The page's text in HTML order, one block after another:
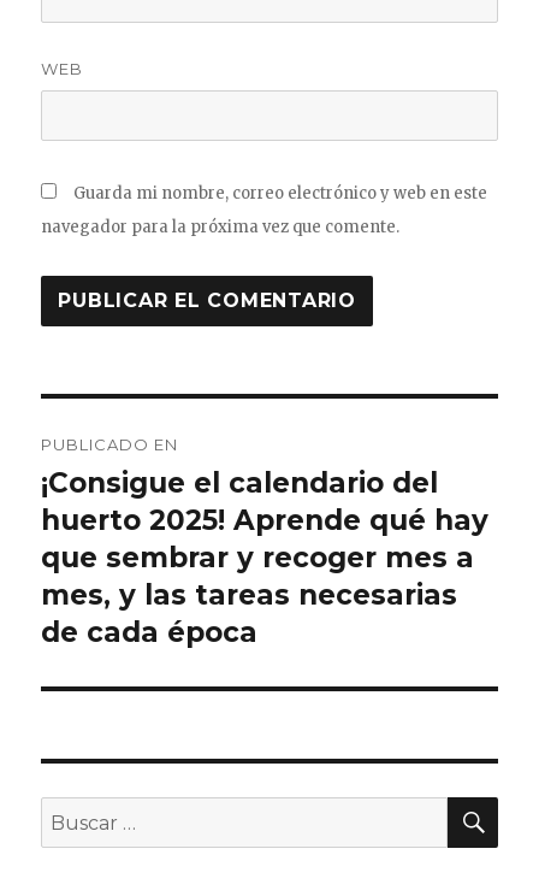
WEB
Guarda mi nombre, correo electrónico y web en este
navegador para la próxima vez que comente.
de
entradas
PUBLICADO EN
¡Consigue el calendario del
huerto 2025! Aprende qué hay
que sembrar y recoger mes a
mes, y las tareas necesarias
de cada época
Buscar
por: